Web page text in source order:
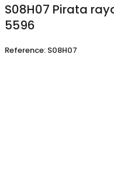
S08H07 Pirata
5596
Reference: S08H07